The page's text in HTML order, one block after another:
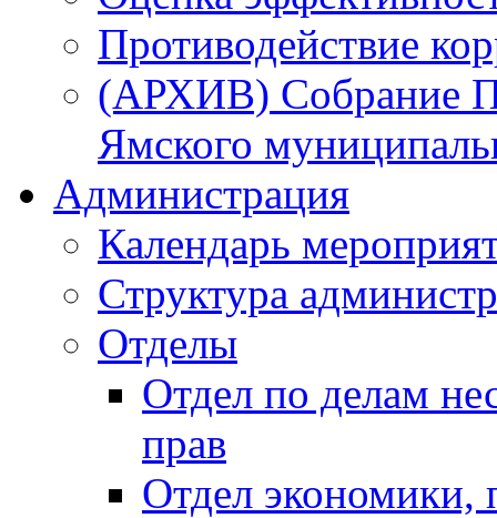
Противодействие
(АРХИВ) Собрание
Ямского
Администрация
Календарь
Структура
Отделы
Отдел по делам
прав
Отдел экономики,